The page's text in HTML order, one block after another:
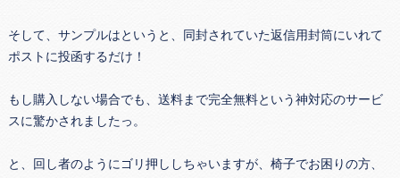
そして、サンプルはというと、同封されていた返信用封筒にいれて
ポストに投函するだけ！
もし購入しない場合でも、送料まで完全無料という神対応のサービ
スに驚かされましたっ。
と、回し者のようにゴリ押ししちゃいますが、椅子でお困りの方、